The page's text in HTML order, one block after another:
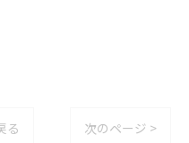
る 次のページ >